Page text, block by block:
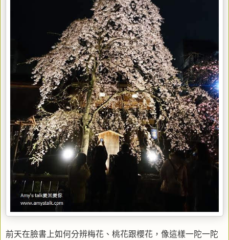
前天在臉書上如何分辨梅花、桃花跟櫻花，像這樣一陀一陀